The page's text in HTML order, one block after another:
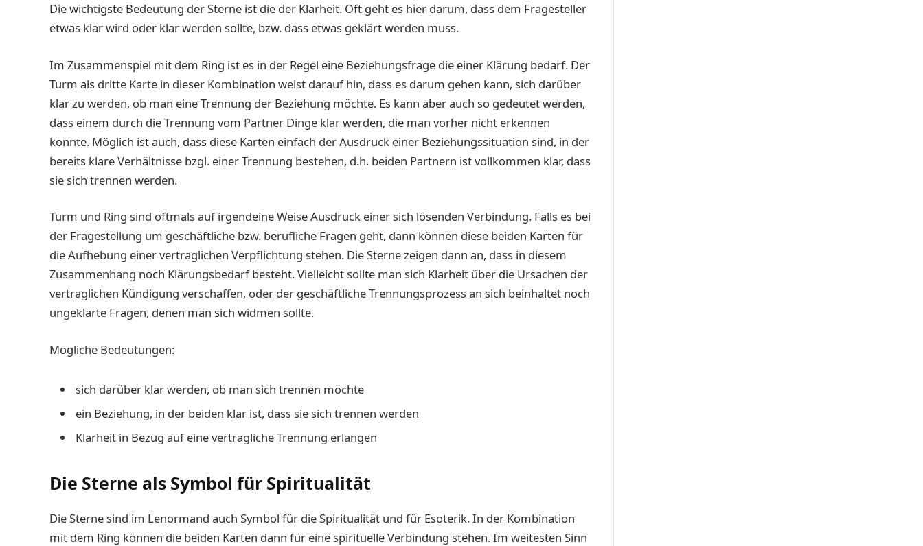
Die wichtigste Bedeutung der Sterne ist die der Klarheit. Oft geht es hier darum, dass dem Fragesteller
etwas klar wird oder klar werden sollte, bzw. dass etwas geklärt werden muss.
Im Zusammenspiel mit dem Ring ist es in der Regel eine Beziehungsfrage die einer Klärung bedarf. Der
Turm als dritte Karte in dieser Kombination weist darauf hin, dass es darum gehen kann, sich darüber
klar zu werden, ob man eine Trennung der Beziehung möchte. Es kann aber auch so gedeutet werden,
dass einem durch die Trennung vom Partner Dinge klar werden, die man vorher nicht erkennen
konnte. Möglich ist auch, dass diese Karten einfach der Ausdruck einer Beziehungssituation sind, in der
bereits klare Verhältnisse bzgl. einer Trennung bestehen, d.h. beiden Partnern ist vollkommen klar, dass
sie sich trennen werden.
Turm und Ring sind oftmals auf irgendeine Weise Ausdruck einer sich lösenden Verbindung. Falls es bei
der Fragestellung um geschäftliche bzw. berufliche Fragen geht, dann können diese beiden Karten für
die Aufhebung einer vertraglichen Verpflichtung stehen. Die Sterne zeigen dann an, dass in diesem
Zusammenhang noch Klärungsbedarf besteht. Vielleicht sollte man sich Klarheit über die Ursachen der
vertraglichen Kündigung verschaffen, oder der geschäftliche Trennungsprozess an sich beinhaltet noch
ungeklärte Fragen, denen man sich widmen sollte.
Mögliche Bedeutungen:
sich darüber klar werden, ob man sich trennen möchte
ein Beziehung, in der beiden klar ist, dass sie sich trennen werden
Klarheit in Bezug auf eine vertragliche Trennung erlangen
Die Sterne als Symbol für Spiritualität
Die Sterne sind im Lenormand auch Symbol für die Spiritualität und für Esoterik. In der Kombination
mit dem Ring können die beiden Karten dann für eine spirituelle Verbindung stehen. Im weitesten Sinn